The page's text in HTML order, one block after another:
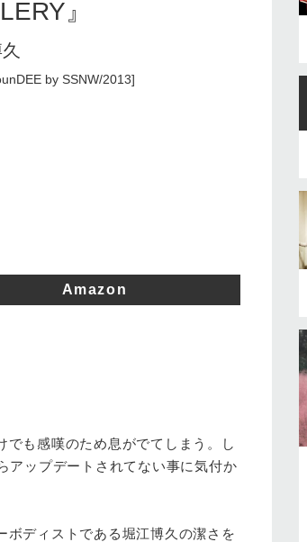
』
by SSNW/2013]
Amazon
も感嘆のため息がでてしまう。し
アップデートされてない事に気付か
ボディストである堀江博久の潔さを